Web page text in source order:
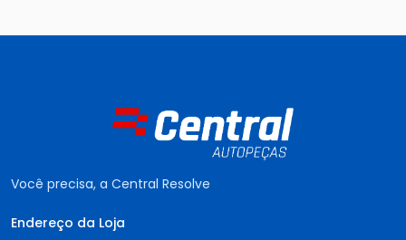
Você precisa, a Central Resolve
Endereço da Loja